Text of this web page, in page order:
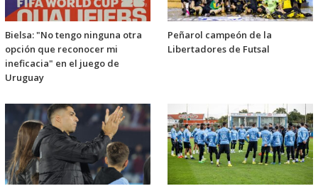
Bielsa: "No tengo ninguna otra
opción que reconocer mi
ineficacia" en el juego de
Uruguay
Peñarol campeón de la
Libertadores de Futsal